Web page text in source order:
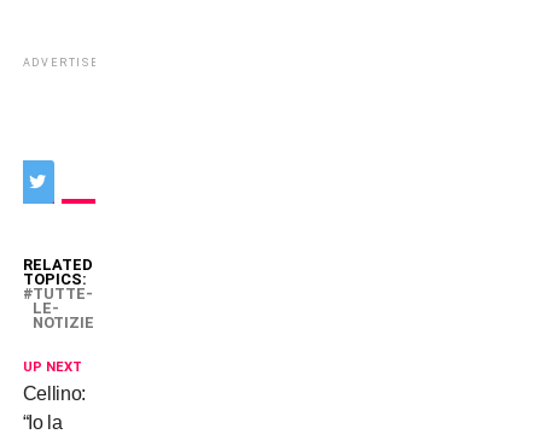
ADVERTISEMENT
RELATED
TOPICS:
TUTTE-
LE-
NOTIZIE
UP NEXT
Cellino:
“Io la